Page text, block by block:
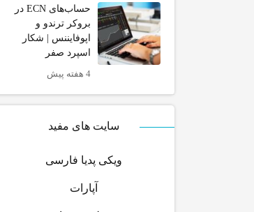
حساب‌های ECN در
بروکر ترندو و
اپوفایننس | شکار
اسپرد صفر
4 هفته پیش
سایت های مفید
ویکی پدیا فارسی
آپارات